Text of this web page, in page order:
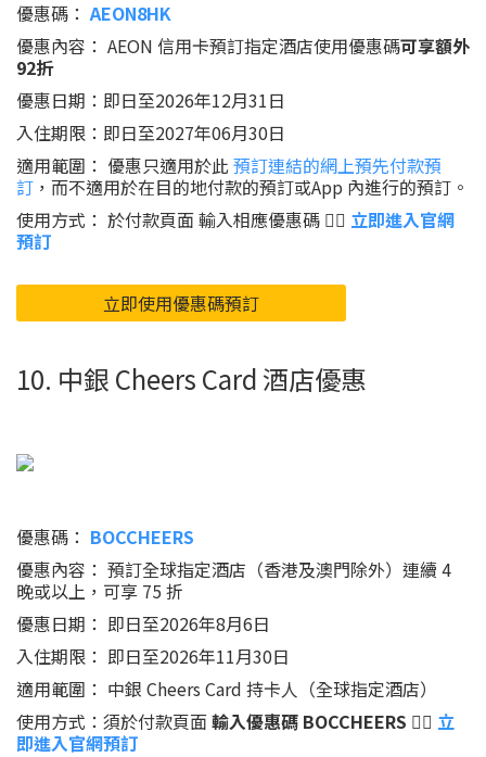
優惠碼：AEON8HK
優惠內容： AEON 信用卡預訂指定酒店使用優惠碼可享額外
92折
優惠日期：即日至2026年12月31日
入住期限：即日至2027年06月30日
適用範圍： 優惠只適用於此 預訂連結的網上預先付款預
訂 ，而不適用於在目的地付款的預訂或App 內進行的預訂。
使用方式： 於付款頁面 輸入相應優惠碼 👉🏻 立即進入官網
預訂
立即使用優惠碼預訂
10. 中銀 Cheers Card 酒店優惠
優惠碼： BOCCHEERS
優惠內容： 預訂全球指定酒店（香港及澳門除外）連續 4
晚或以上，可享 75 折
優惠日期： 即日至2026年8月6日
入住期限： 即日至2026年11月30日
適用範圍： 中銀 Cheers Card 持卡人（全球指定酒店）
使用方式：須於付款頁面輸入優惠碼 BOCCHEERS 👉🏻 立
即進入官網預訂